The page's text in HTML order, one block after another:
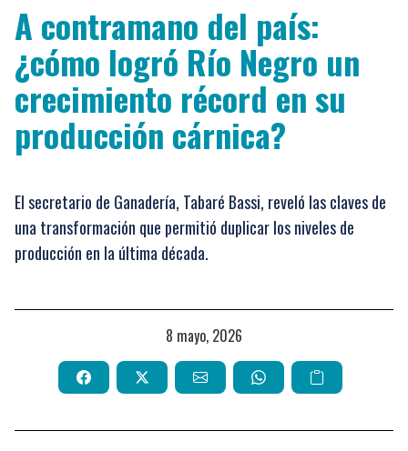
A contramano del país:
¿cómo logró Río Negro un
crecimiento récord en su
producción cárnica?
El secretario de Ganadería, Tabaré Bassi, reveló las claves de
una transformación que permitió duplicar los niveles de
producción en la última década.
8 mayo, 2026